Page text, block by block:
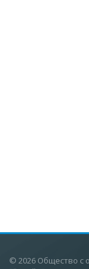
© 2026 Общество с